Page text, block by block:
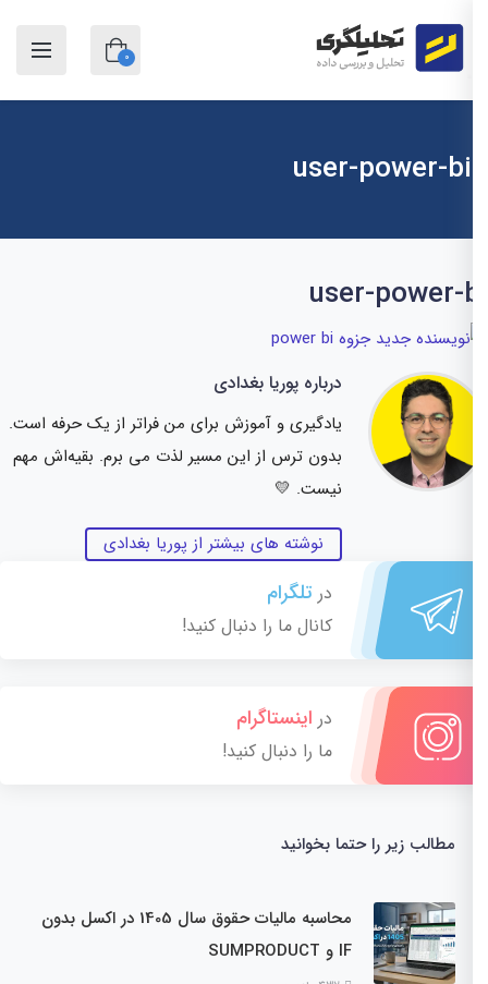
user-power-bi
user-
درباره پوریا بغدادی
یادگیری و آموزش برای من فراتر از یک حرفه است.
بدون ترس از این مسیر لذت می برم. بقیه‌اش مهم
نیست. 💛
نوشته های بیشتر از پوریا بغدادی
درتلگرام
کانال ما را دنبال کنید!
دراینستاگرام
ما را دنبال کنید!
مطالب زیر را حتما بخوانید
محاسبه مالیات حقوق سال 1405 در اکسل بدون